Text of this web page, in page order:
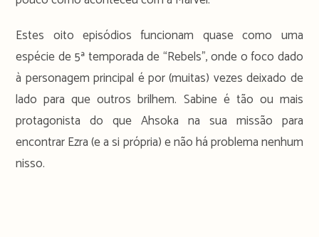
Estes oito episódios funcionam quase como uma
espécie de 5ª temporada de “Rebels”, onde o foco dado
à personagem principal é por (muitas) vezes deixado de
lado para que outros brilhem. Sabine é tão ou mais
protagonista do que Ahsoka na sua missão para
encontrar Ezra (e a si própria) e não há problema nenhum
nisso.